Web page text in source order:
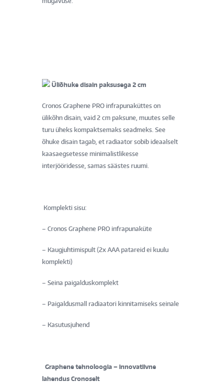
Üliõhuke disain paksusega 2 cm
Cronos Graphene PRO infrapunaküttes on
ülikõhn disain, vaid 2 cm paksune, muutes selle
turu üheks kompaktsemaks seadmeks. See
õhuke disain tagab, et radiaator sobib ideaalselt
kaasaegsetesse minimalistlikesse
interjööridesse, samas säästes ruumi.
Komplekti sisu:
– Cronos Graphene PRO infrapunaküte
– Kaugjuhtimispult (2x AAA patareid ei kuulu
komplekti)
– Seina paigalduskomplekt
– Paigaldusmall radiaatori kinnitamiseks seinale
– Kasutusjuhend
Graphene tehnoloogia – innovatiivne
lahendus Cronoselt